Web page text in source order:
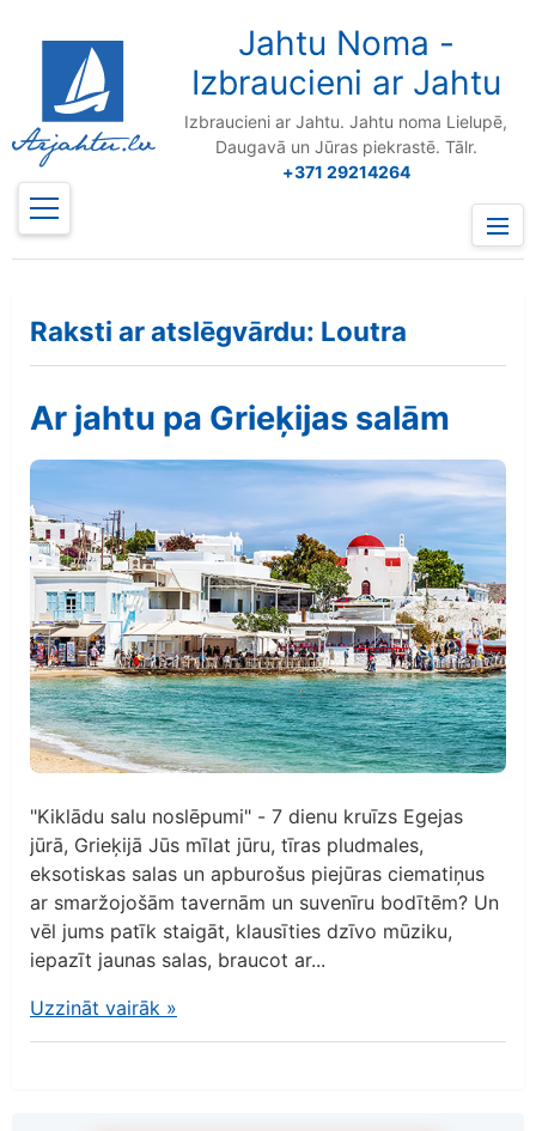
Jahtu Noma -
Izbraucieni ar Jahtu
Izbraucieni ar Jahtu. Jahtu noma Lielupē,
Daugavā un Jūras piekrastē. Tālr.
+371 29214264
Menu
Raksti ar atslēgvārdu: Loutra
Ar jahtu pa Grieķijas salām
"Kiklādu salu noslēpumi" - 7 dienu kruīzs Egejas
jūrā, Grieķijā Jūs mīlat jūru, tīras pludmales,
eksotiskas salas un apburošus piejūras ciematiņus
ar smaržojošām tavernām un suvenīru bodītēm? Un
vēl jums patīk staigāt, klausīties dzīvo mūziku,
iepazīt jaunas salas, braucot ar...
Uzzināt vairāk »